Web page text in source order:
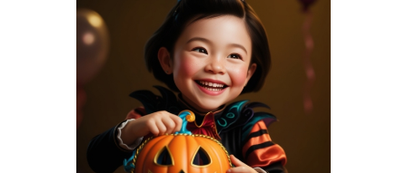
LE PROGRAMME DE LA MICRO
CRÈCHE LES P’TITS GRIMPEURS
LES ACTIVITÉS DE LA MICRO
CRÈCHE LES P'TITS GRIMPEURS
NOUVEAUTÉS DE LA MICRO
CRÈCHE
13 NOVEMBRE 2024
882 VIEWS 0 COMMENTS